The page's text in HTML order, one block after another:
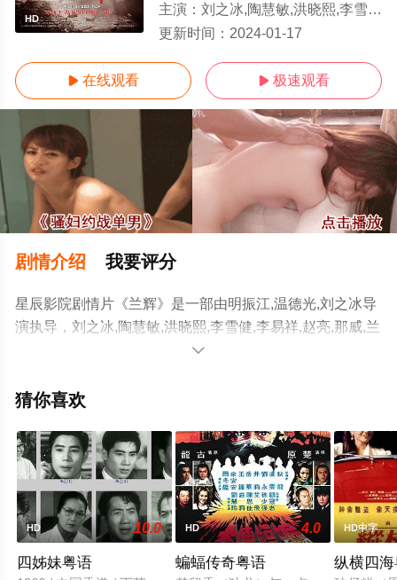
HD
主演： 刘之冰,陶慧敏,洪晓熙,李雪健,李易祥,赵亮,那威,兰岚
更新时间： 2024-01-17
 在线观看  极速观看
剧情介绍 我要评分
星辰影院剧情片《兰辉》是一部由明振江,温德光,刘之冰导
演执导，刘之冰,陶慧敏,洪晓熙,李雪健,李易祥,赵亮,那威,兰
岚等明星演员精彩演绎的中国大陆电影，更多高清无删减

猜你喜欢
HD 10.0
四姊妹粤语
HD 4.0
蝙蝠传奇粤语
HD中字
纵横四